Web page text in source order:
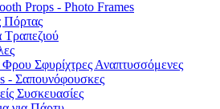
Props - Photo Frames
Πόρτας
Τραπεζιού
Σφυρίχτρες Αναπτυσσόμενες
- Σαπουνόφουσκες
Συσκευασίες